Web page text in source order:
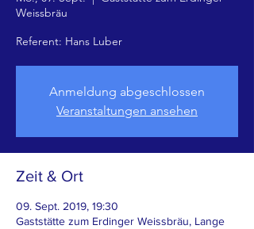
Weissbräu
Referent: Hans Luber
Anmeldung abgeschlossen
Veranstaltungen ansehen
Zeit & Ort
09. Sept. 2019, 19:30
Gaststätte zum Erdinger Weissbräu, Lange